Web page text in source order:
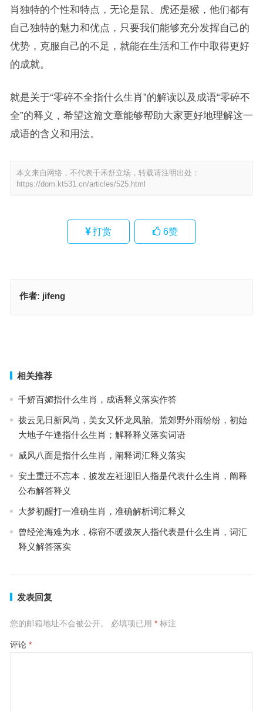
肖独特的个性和特点，无论是鼠、虎还是猴，他们都有
自己独特的魅力和优点，只要我们能够充分发挥自己的
优势，克服自己的不足，就能在生活和工作中取得更好
的成就。
就是关于“零碎不全指什么生肖”的解读以及成语“零碎不
全”的释义，希望这篇文章能够帮助大家更好地理解这一
成语的含义和用法。
本文来自网络，不代表千禾舒立场，转载请注明出处：
https://dom.kt531.cn/articles/525.html
打赏 6赞
作者: jifeng
相关推荐
千娇百媚指什么生肖，成语释义落实作答
拨云见日新风尚，美女又怀龙凤胎。荒郊野外雨纷纷，初始
大地子午逢指什么生肖；解释释义落实词语
威风八面是指什么生肖，阐释词汇释义落实
安土重迁不忘本，披发左衽迎旧人指是代表什么生肖，阐释
公布解答释义
大梦初醒打一准确生肖，准确解析词汇释义
曾经沧海难为水，棕帘不暖拨灰人指代表是什么生肖，词汇
释义解答落实
发表回复
您的邮箱地址不会被公开。 必填项已用 *标注
评论 *